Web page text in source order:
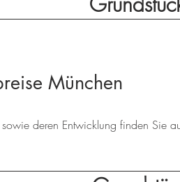
München
deren Entwicklung finden Sie